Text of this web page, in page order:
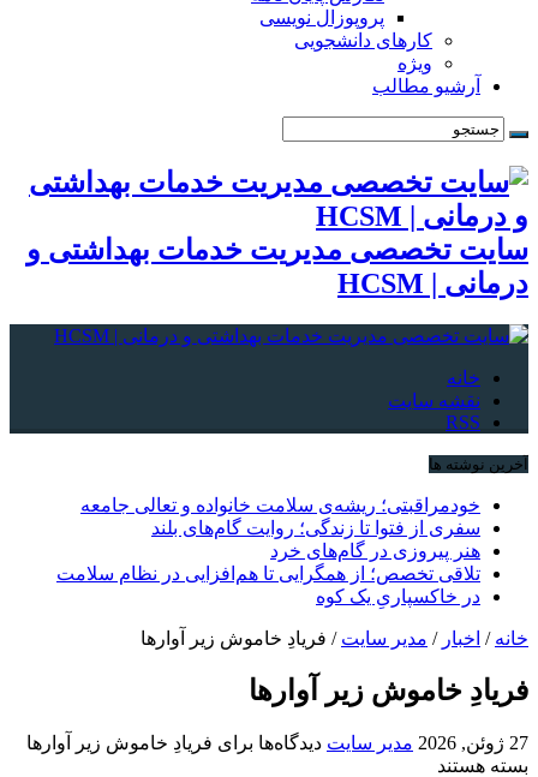
پروپوزال نویسی
کارهای دانشجویی
ویژه
آرشیو مطالب
سایت تخصصی مدیریت خدمات بهداشتی و
درمانی | HCSM
خانه
نقشه سایت
RSS
آخرین نوشته ها
خودمراقبتی؛ ریشه‌ی سلامت خانواده و تعالی جامعه
سفری از فتوا تا زندگی؛ روایت گام‌های بلند
هنر پیروزی در گام‌های خرد
تلاقی تخصص؛ از همگرایی تا هم‌افزایی در نظام سلامت
در خاکسپاریِ یک کوه
خانه / اخبار / مدیر سایت / فریادِ خاموش زیر آوارها
فریادِ خاموش زیر آوارها
27 ژوئن, 2026 مدیر سایت دیدگاه‌ها برای فریادِ خاموش زیر آوارها
بسته هستند